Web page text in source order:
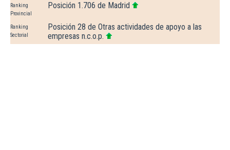
Ranking
Provincial
Posición 1.706 de Madrid
Ranking
Sectorial
Posición 28 de Otras actividades de apoyo a las
empresas n.c.o.p.